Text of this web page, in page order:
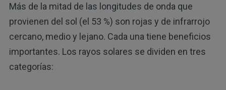
Más de la mitad de las longitudes de onda que
provienen del sol (el 53 %) son rojas y de infrarrojo
cercano, medio y lejano. Cada una tiene beneficios
importantes. Los rayos solares se dividen en tres
categorías: